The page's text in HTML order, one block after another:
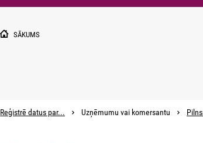
SĀKUMS
Reģistrē datus par... Uzņēmumu vai komersantu